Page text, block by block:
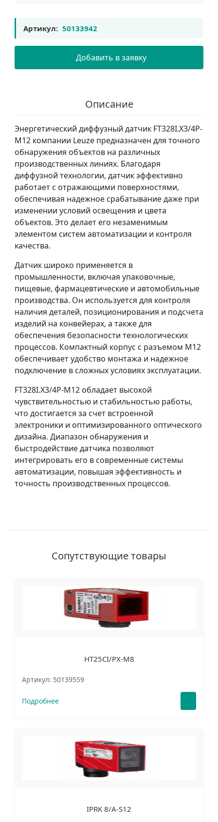
Артикул: 50133942
Добавить в заявку
Описание
Энергетический диффузный датчик FT328I.X3/4P-
M12 компании Leuze предназначен для точного
обнаружения объектов на различных
производственных линиях. Благодаря
диффузной технологии, датчик эффективно
работает с отражающими поверхностями,
обеспечивая надежное срабатывание даже при
изменении условий освещения и цвета
объектов. Это делает его незаменимым
элементом систем автоматизации и контроля
качества.
Датчик широко применяется в
промышленности, включая упаковочные,
пищевые, фармацевтические и автомобильные
производства. Он используется для контроля
наличия деталей, позиционирования и подсчета
изделий на конвейерах, а также для
обеспечения безопасности технологических
процессов. Компактный корпус с разъемом M12
обеспечивает удобство монтажа и надежное
подключение в сложных условиях эксплуатации.
FT328I.X3/4P-M12 обладает высокой
чувствительностью и стабильностью работы,
что достигается за счет встроенной
электроники и оптимизированного оптического
дизайна. Диапазон обнаружения и
быстродействие датчика позволяют
интегрировать его в современные системы
автоматизации, повышая эффективность и
точность производственных процессов.
Сопутствующие товары
HT25CI/PX-M8
Артикул: 50139559
Подробнее
IPRK 8/A-S12